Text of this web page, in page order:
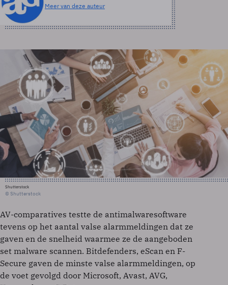
Meer van deze auteur
Shutterstock
© Shutterstock
AV-comparatives testte de antimalwaresoftware
tevens op het aantal valse alarmmeldingen dat ze
gaven en de snelheid waarmee ze de aangeboden
set malware scannen. Bitdefenders, eScan en F-
Secure gaven de minste valse alarmmeldingen, op
de voet gevolgd door Microsoft, Avast, AVG,